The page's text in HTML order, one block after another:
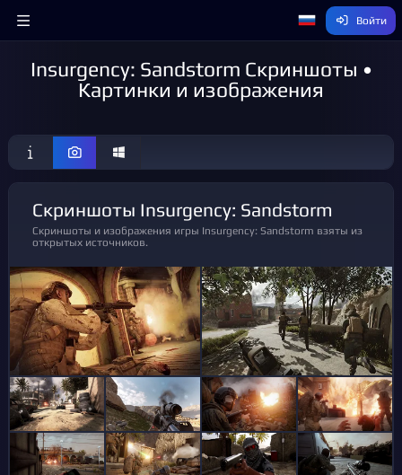
Войти
Insurgency: Sandstorm Скриншоты •
Картинки и изображения
Скриншоты Insurgency: Sandstorm
Скриншоты и изображения игры Insurgency: Sandstorm взяты из
открытых источников.